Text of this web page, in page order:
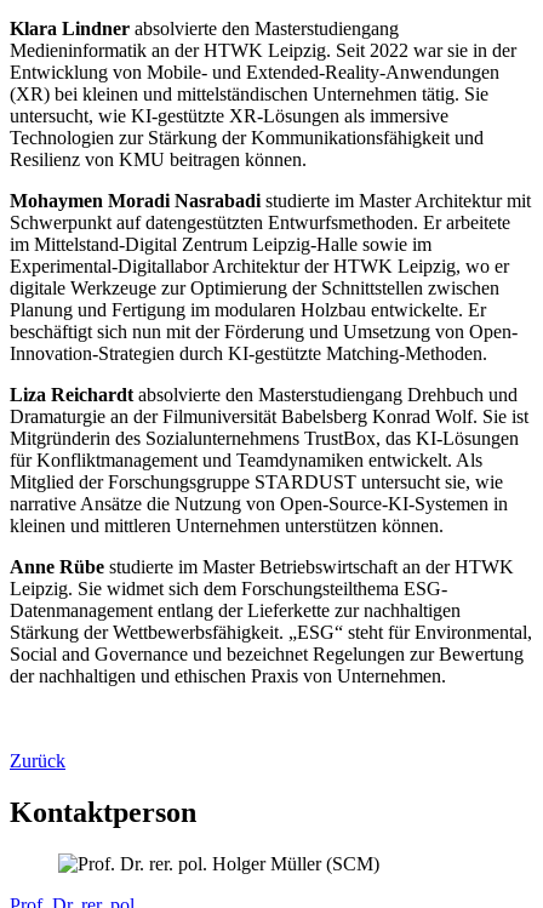
Klara Lindner absolvierte den Masterstudiengang
Medieninformatik an der HTWK Leipzig. Seit 2022 war sie in der
Entwicklung von Mobile- und Extended-Reality-Anwendungen
(XR) bei kleinen und mittelständischen Unternehmen tätig. Sie
untersucht, wie KI-gestützte XR-Lösungen als immersive
Technologien zur Stärkung der Kommunikationsfähigkeit und
Resilienz von KMU beitragen können.
Mohaymen Moradi Nasrabadi studierte im Master Architektur mit
Schwerpunkt auf datengestützten Entwurfsmethoden. Er arbeitete
im Mittelstand-Digital Zentrum Leipzig-Halle sowie im
Experimental-Digitallabor Architektur der HTWK Leipzig, wo er
digitale Werkzeuge zur Optimierung der Schnittstellen zwischen
Planung und Fertigung im modularen Holzbau entwickelte. Er
beschäftigt sich nun mit der Förderung und Umsetzung von Open-
Innovation-Strategien durch KI-gestützte Matching-Methoden.
Liza Reichardt absolvierte den Masterstudiengang Drehbuch und
Dramaturgie an der Filmuniversität Babelsberg Konrad Wolf. Sie ist
Mitgründerin des Sozialunternehmens TrustBox, das KI-Lösungen
für Konfliktmanagement und Teamdynamiken entwickelt. Als
Mitglied der Forschungsgruppe STARDUST untersucht sie, wie
narrative Ansätze die Nutzung von Open-Source-KI-Systemen in
kleinen und mittleren Unternehmen unterstützen können.
Anne Rübe studierte im Master Betriebswirtschaft an der HTWK
Leipzig. Sie widmet sich dem Forschungsteilthema ESG-
Datenmanagement entlang der Lieferkette zur nachhaltigen
Stärkung der Wettbewerbsfähigkeit. „ESG“ steht fürEnvironmental,
Social and Governance und bezeichnet Regelungen zur Bewertung
der nachhaltigen und ethischen Praxis von Unternehmen.
Zurück
Kontaktperson